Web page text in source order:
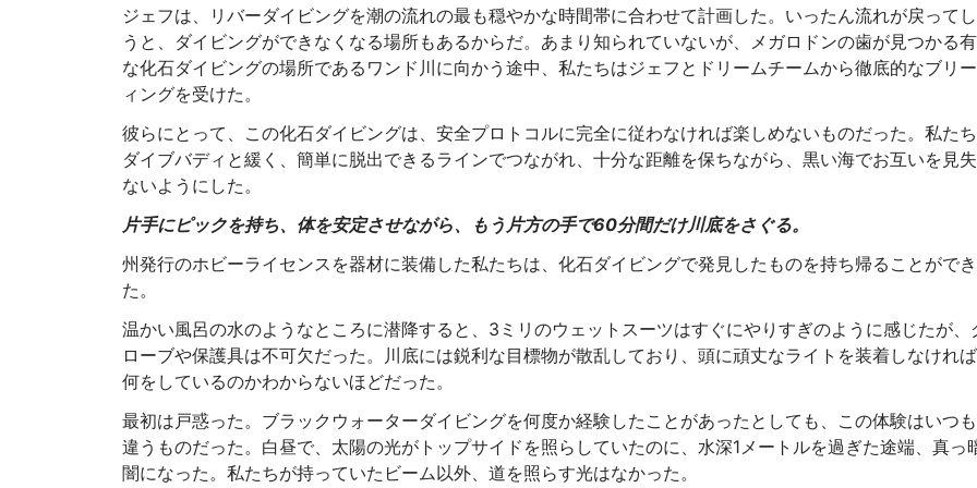
ジェフは、リバーダイビングを潮の流れの最も穏やかな時間帯に合わせて計画した。いったん流れが戻ってし
うと、ダイビングができなくなる場所もあるからだ。あまり知られていないが、メガロドンの歯が見つかる
な化石ダイビングの場所であるワンド川に向かう途中、私たちはジェフとドリームチームから徹底的なブリ
ィングを受けた。
彼らにとって、この化石ダイビングは、安全プロトコルに完全に従わなければ楽しめないものだった。私た
ダイブバディと緩く、簡単に脱出できるラインでつながれ、十分な距離を保ちながら、黒い海でお互いを見
ないようにした。
片手にピックを持ち、体を安定させながら、もう片方の手で60分間だけ川底をさぐる。
州発行のホビーライセンスを器材に装備した私たちは、化石ダイビングで発見したものを持ち帰ることができ
た。
温かい風呂の水のようなところに潜降すると、3ミリのウェットスーツはすぐにやりすぎのように感じたが、
ローブや保護具は不可欠だった。川底には鋭利な目標物が散乱しており、頭に頑丈なライトを装着しなければ
何をしているのかわからないほどだった。
最初は戸惑った。ブラックウォーターダイビングを何度か経験したことがあったとしても、この体験はいつ
違うものだった。白昼で、太陽の光がトップサイドを照らしていたのに、水深1メートルを過ぎた途端、真っ
闇になった。私たちが持っていたビーム以外、道を照らす光はなかった。